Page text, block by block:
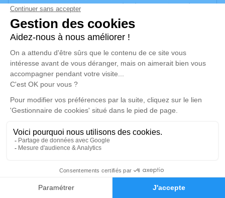
Faire-part Hommages
anecdote ou exprimer vos pensées à travers des poèmes
honorer la mémoire de Renée GALLAIRE.
Je rends hommage
Cérémonie religieuse
jeudi 10 novembre 2022 à 16h30
Église de Golbey
Déroulé des obsèques